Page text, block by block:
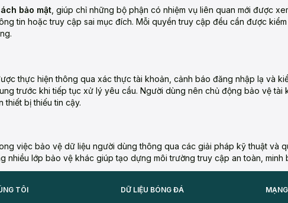
bảo mật , giúp chỉ những bộ phận có nhiệm vụ liên quan mới được
tin hoặc truy cập sai mục đích. Mỗi quyền truy cập đều cần được
thực hiện thông qua xác thực tài khoản, cảnh báo đăng nhập lạ và
trước khi tiếp tục xử lý yêu cầu. Người dùng nên chủ động bảo vệ tài
thiết bị thiếu tin cậy.
việc bảo vệ dữ liệu người dùng thông qua các giải pháp kỹ thuật và
nhiều lớp bảo vệ khác giúp tạo dựng môi trường truy cập an toàn, minh
TÔI DỮ LIỆU BÓNG ĐÁ